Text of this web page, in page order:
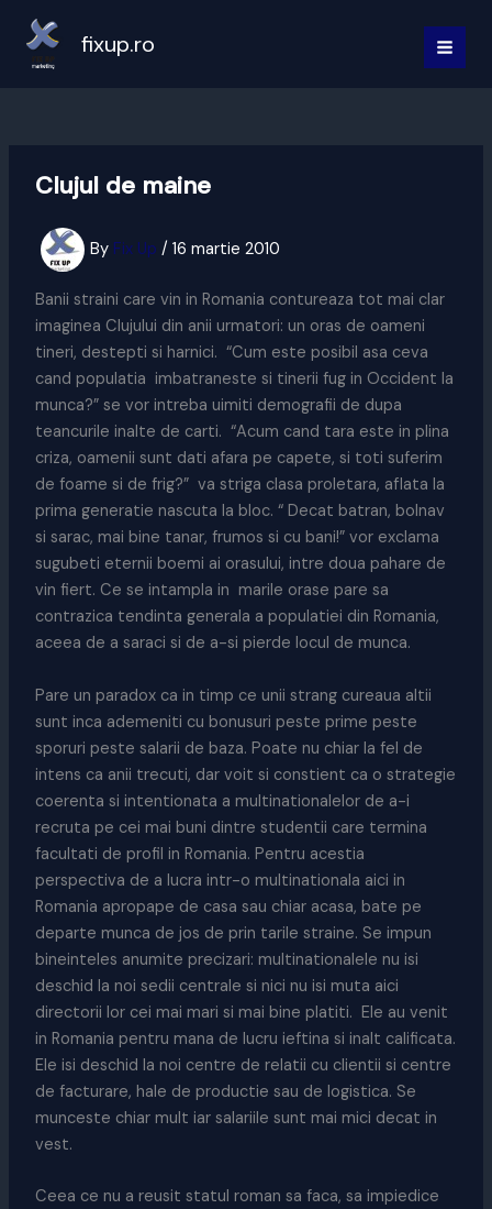
content
fixup.ro
Clujul de maine
By Fix Up / 16 martie 2010
Banii straini care vin in Romania contureaza tot mai clar
imaginea Clujului din anii urmatori: un oras de oameni
tineri, destepti si harnici. “Cum este posibil asa ceva
cand populatia imbatraneste si tinerii fug in Occident la
munca?” se vor intreba uimiti demografii de dupa
teancurile inalte de carti. “Acum cand tara este in plina
criza, oamenii sunt dati afara pe capete, si toti suferim
de foame si de frig?” va striga clasa proletara, aflata la
prima generatie nascuta la bloc. “ Decat batran, bolnav
si sarac, mai bine tanar, frumos si cu bani!” vor exclama
sugubeti eternii boemi ai orasului, intre doua pahare de
vin fiert. Ce se intampla in marile orase pare sa
contrazica tendinta generala a populatiei din Romania,
aceea de a saraci si de a-si pierde locul de munca.
Pare un paradox ca in timp ce unii strang cureaua altii
sunt inca ademeniti cu bonusuri peste prime peste
sporuri peste salarii de baza. Poate nu chiar la fel de
intens ca anii trecuti, dar voit si constient ca o strategie
coerenta si intentionata a multinationalelor de a-i
recruta pe cei mai buni dintre studentii care termina
facultati de profil in Romania. Pentru acestia
perspectiva de a lucra intr-o multinationala aici in
Romania apropape de casa sau chiar acasa, bate pe
departe munca de jos de prin tarile straine. Se impun
bineinteles anumite precizari: multinationalele nu isi
deschid la noi sedii centrale si nici nu isi muta aici
directorii lor cei mai mari si mai bine platiti. Ele au venit
in Romania pentru mana de lucru ieftina si inalt calificata.
Ele isi deschid la noi centre de relatii cu clientii si centre
de facturare, hale de productie sau de logistica. Se
munceste chiar mult iar salariile sunt mai mici decat in
vest.
Ceea ce nu a reusit statul roman sa faca, sa impiedice